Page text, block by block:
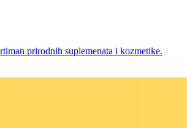
prirodnih suplemenata i kozmetike.